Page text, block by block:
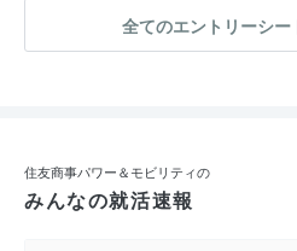
全てのエントリーシー
住友商事パワー＆モビリティの
みんなの就活速報